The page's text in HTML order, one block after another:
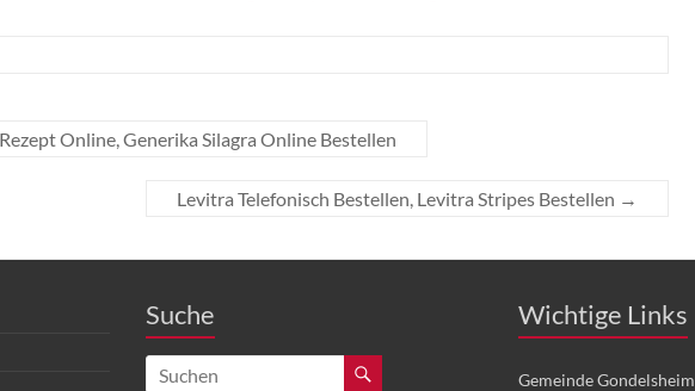
Online, Generika Silagra Online Bestellen
Levitra Telefonisch Bestellen, Levitra Stripes Bestellen →
Suche Wichtige Links
Gemeinde Gondelsheim